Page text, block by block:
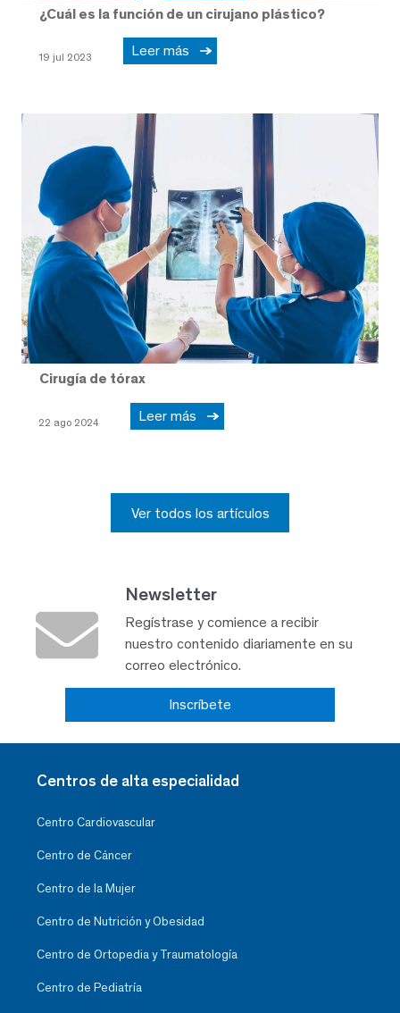
¿Cuál es la función de un cirujano plástico?
19 jul 2023 Leer más
Cirugía de tórax
22 ago 2024 Leer más
Ver todos los artículos
Newsletter
Regístrase y comience a recibir
nuestro contenido diariamente en su
correo electrónico.
Inscríbete
Centros de alta especialidad
Centro Cardiovascular
Centro de Cáncer
Centro de la Mujer
Centro de Nutrición y Obesidad
Centro de Ortopedia y Traumatología
Centro de Pediatría